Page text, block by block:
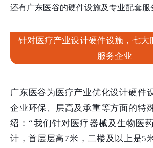
还有广东医谷的硬件设施及专业配套服
针对医疗产业设计硬件设施，七大
服务企业
广东医谷为医疗产业优化设计硬件
企业环保、层高及承重等方面的特
绍：“我们针对医疗器械及生物医
计，首层层高7米，二楼及以上是5